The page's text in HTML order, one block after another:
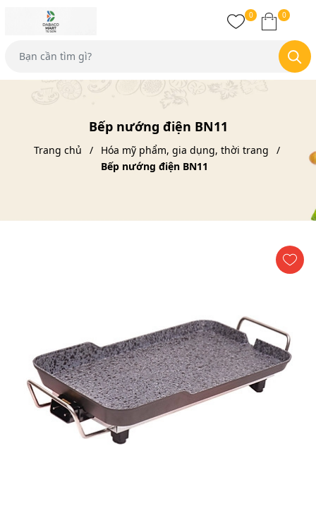
0 0
Bếp nướng điện BN11
Trang chủ
Hóa mỹ phẩm, gia dụng, thời trang
Bếp nướng điện BN11